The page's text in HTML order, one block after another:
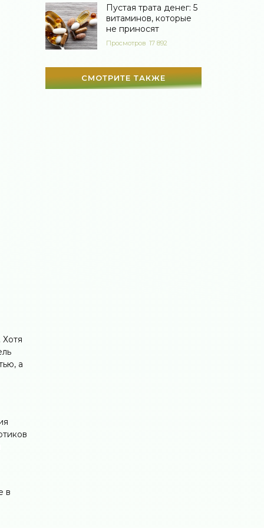
а
в
когда их дают мне.
Пустая трата денег: 5
витаминов, которые
не приносят
Просмотров 17 892
СМОТРИТЕ ТАКЖЕ